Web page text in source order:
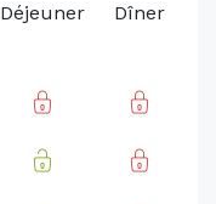
Déjeuner Dîner